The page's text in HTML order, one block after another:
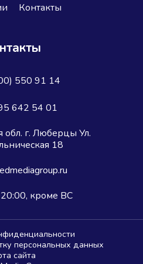
Контакты
550 91 14
642 54 01
обл. г. Люберцы Ул.
18
кроме ВС
персональных данных
сайта